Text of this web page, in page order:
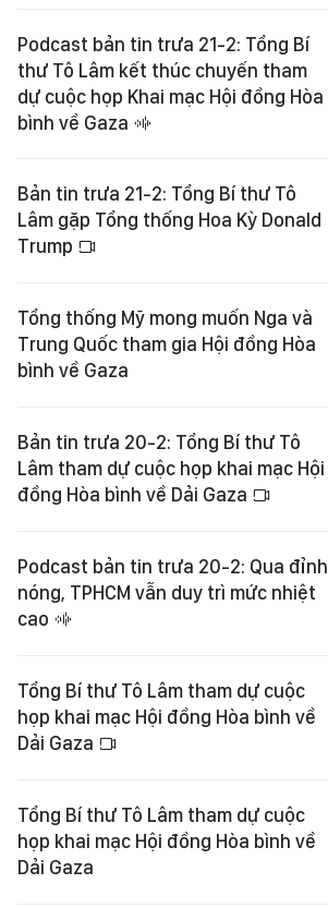
Podcast bản tin trưa 21-2: Tổng Bí
thư Tô Lâm kết thúc chuyến tham
dự cuộc họp Khai mạc Hội đồng Hòa
bình về Gaza
Bản tin trưa 21-2: Tổng Bí thư Tô
Lâm gặp Tổng thống Hoa Kỳ Donald
Trump
Tổng thống Mỹ mong muốn Nga và
Trung Quốc tham gia Hội đồng Hòa
bình về Gaza
Bản tin trưa 20-2: Tổng Bí thư Tô
Lâm tham dự cuộc họp khai mạc Hội
đồng Hòa bình về Dải Gaza
Podcast bản tin trưa 20-2: Qua đỉnh
nóng, TPHCM vẫn duy trì mức nhiệt
cao
Tổng Bí thư Tô Lâm tham dự cuộc
họp khai mạc Hội đồng Hòa bình về
Dải Gaza
Tổng Bí thư Tô Lâm tham dự cuộc
họp khai mạc Hội đồng Hòa bình về
Dải Gaza